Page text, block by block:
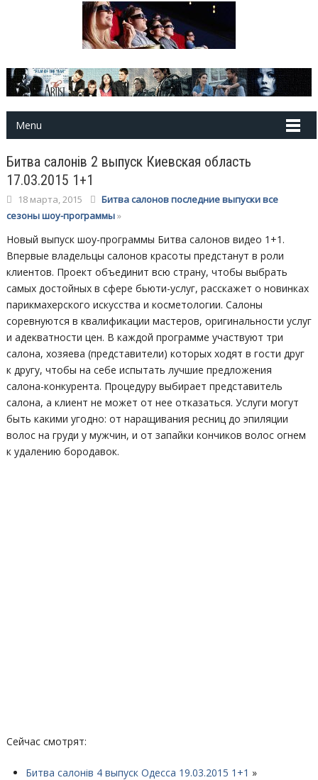
Menu
Битва салонів 2 выпуск Киевская область
17.03.2015 1+1
18 марта, 2015
Битва салонов последние выпуски все
сезоны шоу-программы»
Новый выпуск шоу-программы Битва салонов видео 1+1.
Впервые владельцы салонов красоты предстанут в роли
клиентов. Проект объединит всю страну, чтобы выбрать
самых достойных в сфере бьюти-услуг, расскажет о новинках
парикмахерского искусства и косметологии. Салоны
соревнуются в квалификации мастеров, оригинальности услуг
и адекватности цен. В каждой программе участвуют три
салона, хозяева (представители) которых ходят в гости друг
к другу, чтобы на себе испытать лучшие предложения
салона-конкурента. Процедуру выбирает представитель
салона, а клиент не может от нее отказаться. Услуги могут
быть какими угодно: от наращивания ресниц до эпиляции
волос на груди у мужчин, и от запайки кончиков волос огнем
к удалению бородавок.
Сейчас смотрят:
Битва салонів 4 выпуск Одесса 19.03.2015 1+1 »